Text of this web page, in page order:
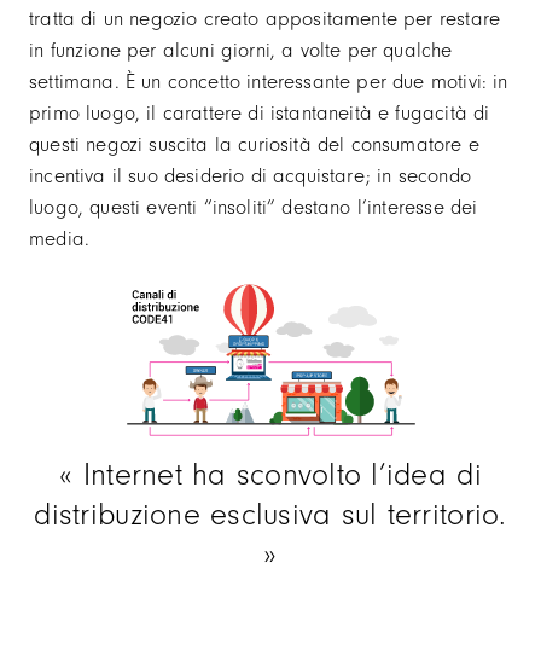
tratta di un negozio creato appositamente per restare
in funzione per alcuni giorni, a volte per qualche
settimana. È un concetto interessante per due motivi: in
primo luogo, il carattere di istantaneità e fugacità di
questi negozi suscita la curiosità del consumatore e
incentiva il suo desiderio di acquistare; in secondo
luogo, questi eventi “insoliti” destano l’interesse dei
media.
Internet ha sconvolto l’idea di
distribuzione esclusiva sul territorio.